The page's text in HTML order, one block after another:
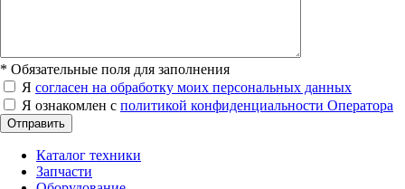
* Обязательные поля для заполнения
Я согласен на обработку моих персональных данных
Я ознакомлен с политикой конфиденциальности Оператора
Отправить
Каталог техники
Запчасти